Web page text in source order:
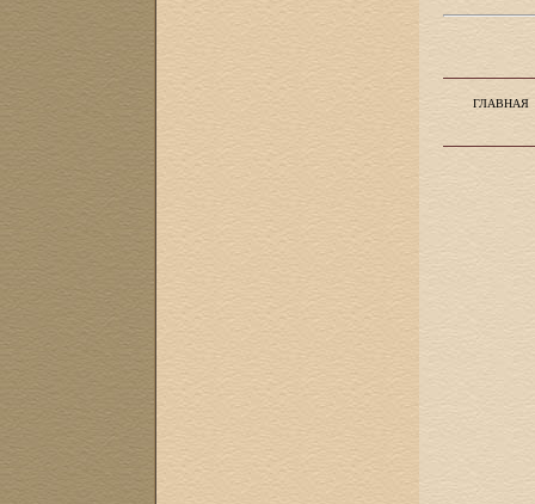
ГЛАВНАЯ